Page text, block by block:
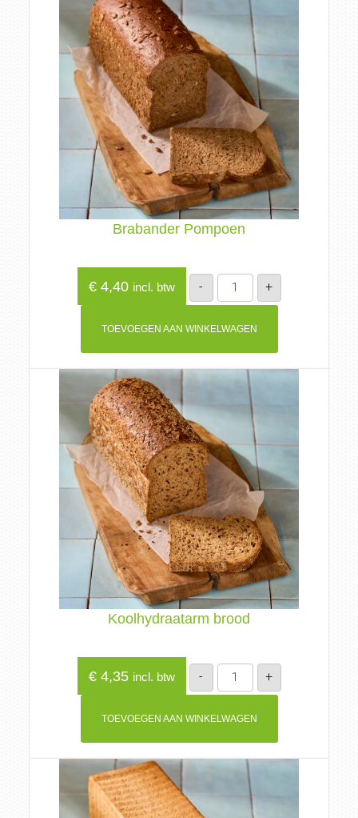
Brabander Pompoen
€4,40 incl. btw -
Brabander
Pompoen
aantal
+
TOEVOEGEN AAN WINKELWAGEN
Koolhydraatarm brood
€4,35 incl. btw -
Koolhydraatarm
brood
aantal
+
TOEVOEGEN AAN WINKELWAGEN